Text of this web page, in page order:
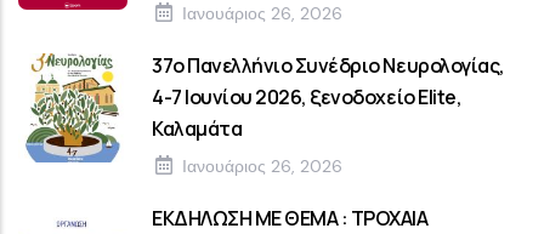
Ιανουάριος 26, 2026
37ο Πανελλήνιο Συνέδριο Νευρολογίας,
4-7 Ιουνίου 2026, ξενοδοχείο Elite,
Καλαμάτα
Ιανουάριος 26, 2026
ΕΚΔΗΛΩΣΗ ΜΕ ΘΕΜΑ : ΤΡΟΧΑΙΑ